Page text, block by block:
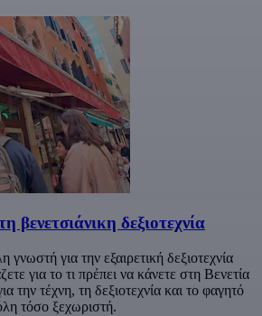
βενετσιάνικη δεξιοτεχνία
γνωστή για την εξαιρετική δεξιοτεχνία
για το τι πρέπει να κάνετε στη Βενετία
την τέχνη, τη δεξιοτεχνία και το φαγητό
τόσο ξεχωριστή.